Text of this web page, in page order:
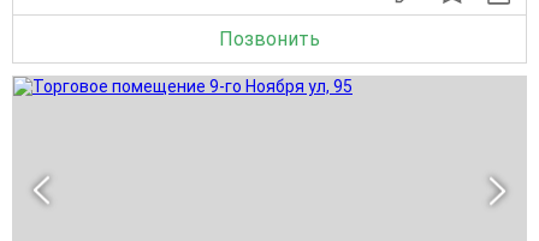
Позвонить